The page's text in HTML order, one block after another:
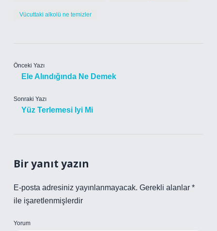
Vücuttaki alkolü ne temizler
Önceki Yazı
Ele Alındığında Ne Demek
Sonraki Yazı
Yüz Terlemesi Iyi Mi
Bir yanıt yazın
E-posta adresiniz yayınlanmayacak. Gerekli alanlar *
ile işaretlenmişlerdir
Yorum